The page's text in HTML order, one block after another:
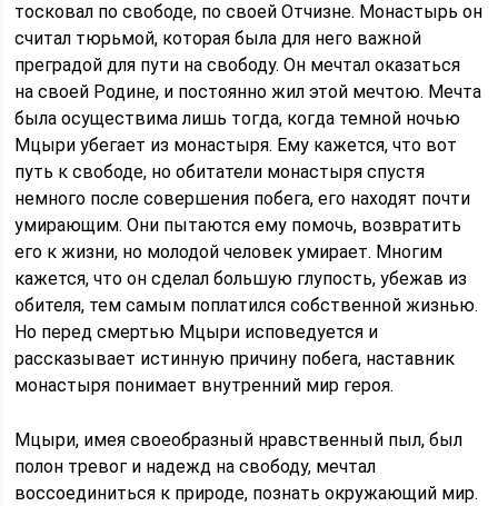
тосковал по свободе, по своей Отчизне. Монастырь он
считал тюрьмой, которая была для него важной
преградой для пути на свободу. Он мечтал оказаться
на своей Родине, и постоянно жил этой мечтою. Мечта
была осуществима лишь тогда, когда темной ночью
Мцыри убегает из монастыря. Ему кажется, что вот
путь к свободе, но обитатели монастыря спустя
немного после совершения побега, его находят почти
умирающим. Они пытаются ему помочь, возвратить
его к жизни, но молодой человек умирает. Многим
кажется, что он сделал большую глупость, убежав из
обителя, тем самым поплатился собственной жизнью.
Но перед смертью Мцыри исповедуется и
рассказывает истинную причину побега, наставник
монастыря понимает внутренний мир героя.
Мцыри, имея своеобразный нравственный пыл, был
полон тревог и надежд на свободу, мечтал
воссоединиться к природе, познать окружающий мир.